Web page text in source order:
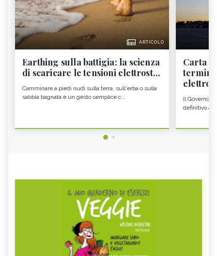
ARTICOLO
Earthing sulla battigia: la scienza
di scaricare le tensioni elettrost...
Camminare a piedi nudi sulla terra, sull'erba o sulla
sabbia bagnata è un gesto semplice c...
Carta
Il Governo
definitivo